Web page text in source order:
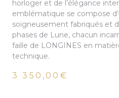
horloger et de l’élégance
emblématique se compose
soigneusement fabriqués et
phases de Lune, chacun
faille de LONGINES en
technique.
3 350,00€